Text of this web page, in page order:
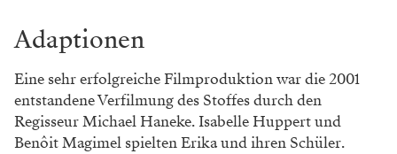
Adaptionen
Eine sehr erfolgreiche Filmproduktion war die 2001
entstandene Verfilmung des Stoffes durch den
Regisseur Michael Haneke. Isabelle Huppert und
Benôit Magimel spielten Erika und ihren Schüler.